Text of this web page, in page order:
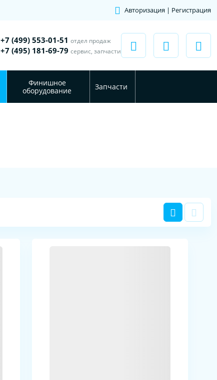
Авторизация | Регистрация
+7 (499) 553-01-51 отдел продаж
+7 (495) 181-69-79 сервис, запчасти
Финишное
оборудование
Запчасти